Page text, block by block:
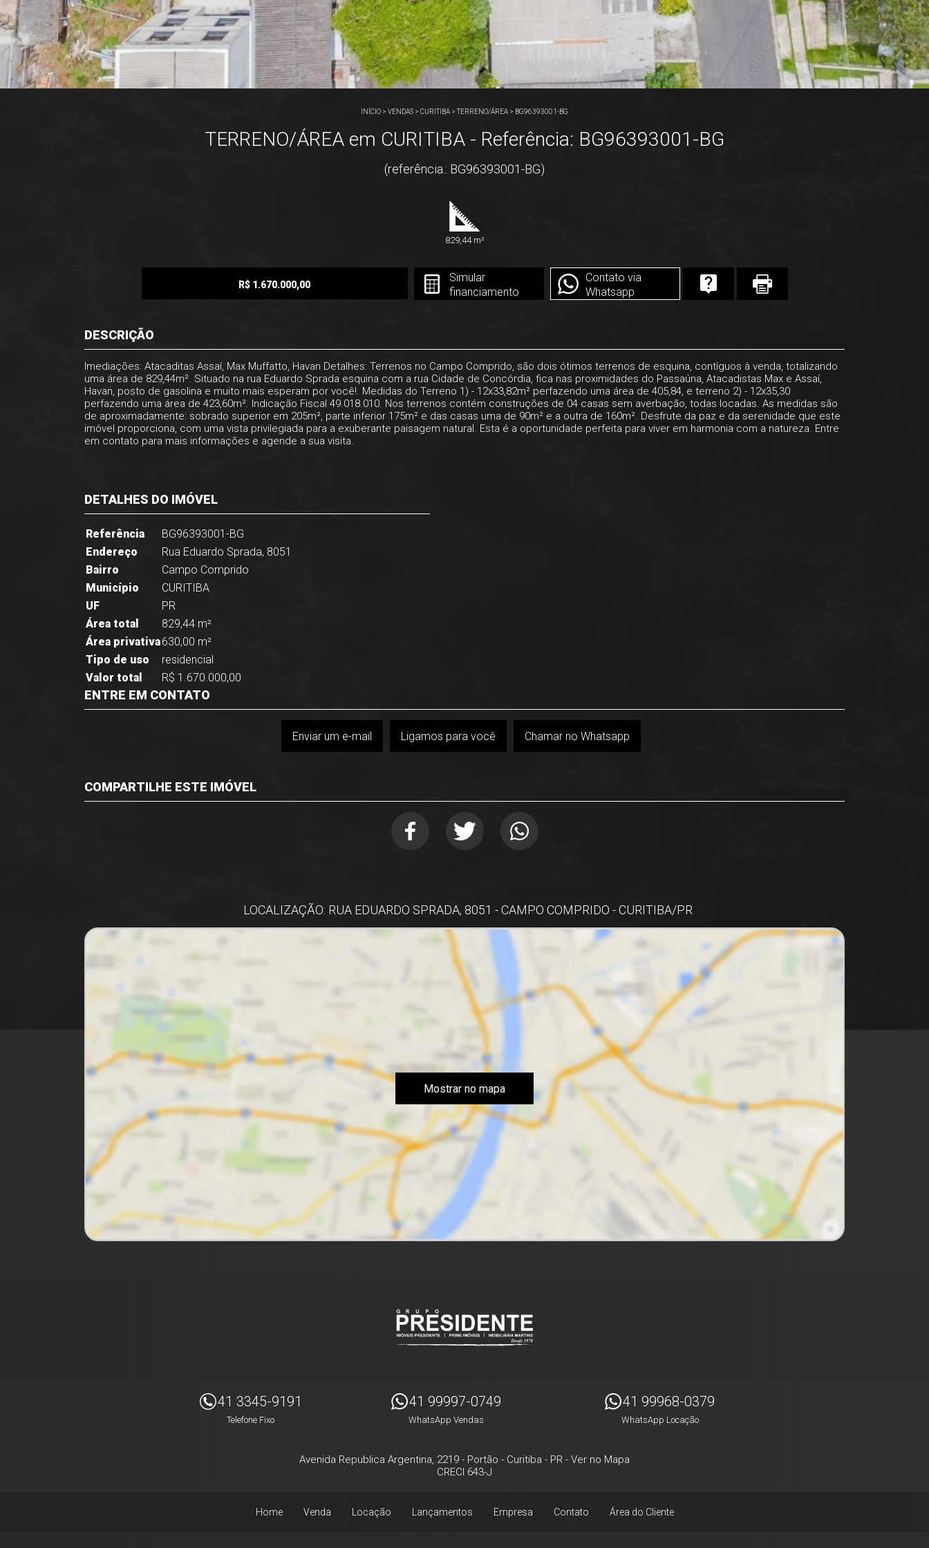
INÍCIO > VENDAS > CURITIBA >TERRENO/ÁREA > BG96393001-BG
TERRENO/ÁREA em CURITIBA - Referência: BG96393001-BG
(referência.: BG96393001-BG)
829,44 m²
R$ 1.670.000,00
Simular
financiamento
Contato via
Whatsapp
DESCRIÇÃO
Imediações: Atacaditas Assaí, Max Muffatto, Havan Detalhes: Terrenos no Campo Comprido, são dois ótimos terrenos de esquina, contíguos à venda, totalizando
uma área de 829,44m². Situado na rua Eduardo Sprada esquina com a rua Cidade de Concórdia, fica nas proximidades do Passaúna, Atacadistas Max e Assaí,
Havan, posto de gasolina e muito mais esperam por você!. Medidas do Terreno 1) - 12x33,82m² perfazendo uma área de 405,84, e terreno 2) - 12x35,30
perfazendo uma área de 423,60m². Indicação Fiscal 49.018.010. Nos terrenos contém construções de 04 casas sem averbação, todas locadas. As medidas são
de aproximadamente: sobrado superior em 205m², parte inferior 175m² e das casas uma de 90m² e a outra de 160m². Desfrute da paz e da serenidade que este
imóvel proporciona, com uma vista privilegiada para a exuberante paisagem natural. Esta é a oportunidade perfeita para viver em harmonia com a natureza. Entre
em contato para mais informações e agende a sua visita.
DETALHES DO IMÓVEL
Referência
BG96393001-BG
Endereço
Rua Eduardo Sprada, 8051
Bairro
Campo Comprido
Município
CURITIBA
UF
PR
Área total
829,44 m²
Área privativa630,00 m²
Tipo de uso
residencial
Valor total
R$ 1.670.000,00
ENTRE EM CONTATO
Enviar um e-mail Ligamos para você Chamar no Whatsapp
COMPARTILHE ESTE IMÓVEL
LOCALIZAÇÃO: RUA EDUARDO SPRADA, 8051 - CAMPO COMPRIDO - CURITIBA/PR
Mostrar no mapa
41 3345-9191
Telefone Fixo
41 99997-0749
WhatsApp Vendas
41 99968-0379
WhatsApp Locação
Avenida Republica Argentina, 2219 - Portão - Curitiba - PR - Ver no Mapa
CRECI 643-J
Home Venda Locação Lançamentos Empresa Contato Área do Cliente